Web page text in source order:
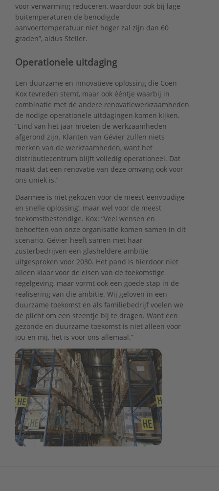
voor verwarming reduceren, waardoor ook bij lage
buitemperaturen de benodigde
aanvoertemperatuur niet hoger zal zijn dan 60
graden”, aldus Steller.
Operationele uitdaging
Een duurzame en innovatieve oplossing die Coen
Kox tevreden stemt, maar ook ééntje waarbij in
combinatie met de andere renovatiewerkzaamheden
de nodige operationele uitdagingen komen kijken.
“Eind van het jaar moeten de werkzaamheden
afgerond zijn. Klanten van Gévier zullen niets
merken van de werkzaamheden, want het
distributiecentrum blijft volledig operationeel. Dat
maakt dat een renovatie van deze omvang ook voor
ons uniek is.”
Daarmee is niet gekozen voor de meest ‘eenvoudige
en snelle oplossing’, maar wel voor de meest
toekomstbestendige. Kox: “Veel wensen en
behoeften van onze organisatie komen samen in dit
scenario. Gévier heeft samen met haar
zusterbedrijven een glasheldere ambitie
uitgesproken voor 2030. Het pand is hierdoor niet
alleen klaar voor de eisen van de toekomstige
regelgeving, maar vormt ook een goede stap in de
realisering van die ambitie. Wij geloven in een
duurzame toekomst en als familiebedrijf voelen we
de plicht om een steentje bij te dragen. Want een
gezonde en duurzame toekomst is niet alleen voor
jou en mij, het is voor ons allemaal.”